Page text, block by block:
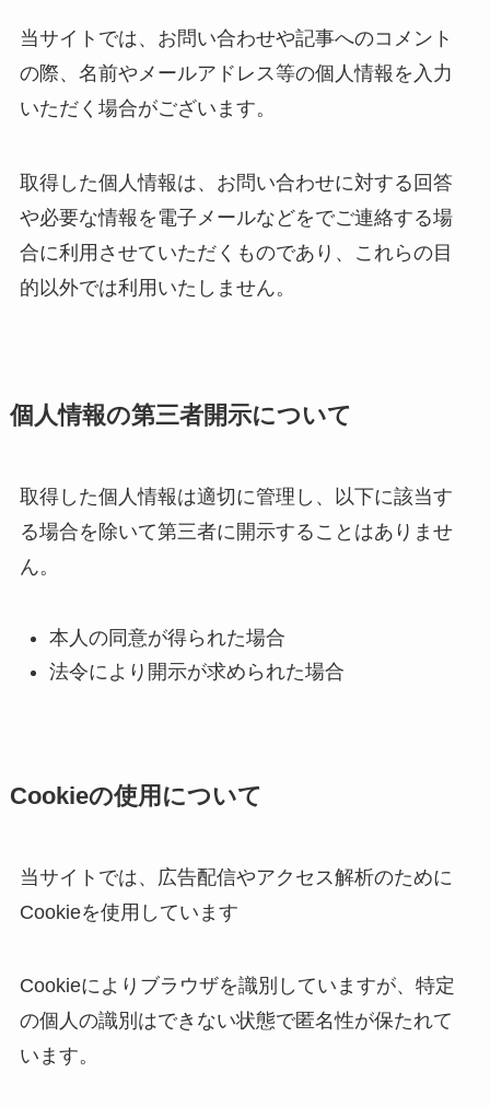
当サイトでは、お問い合わせや記事へのコメント
の際、名前やメールアドレス等の個人情報を入力
いただく場合がございます。
取得した個人情報は、お問い合わせに対する回答
や必要な情報を電子メールなどをでご連絡する場
合に利用させていただくものであり、これらの目
的以外では利用いたしません。
個人情報の第三者開示について
取得した個人情報は適切に管理し、以下に該当す
る場合を除いて第三者に開示することはありませ
ん。
本人の同意が得られた場合
法令により開示が求められた場合
Cookieの使用について
当サイトでは、広告配信やアクセス解析のために
Cookieを使用しています
Cookieによりブラウザを識別していますが、特定
の個人の識別はできない状態で匿名性が保たれて
います。